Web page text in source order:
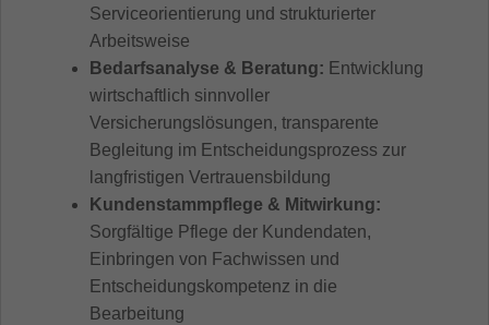
Serviceorientierung und strukturierter
Arbeitsweise
Bedarfsanalyse & Beratung: Entwicklung
wirtschaftlich sinnvoller
Versicherungslösungen, transparente
Begleitung im Entscheidungsprozess zur
langfristigen Vertrauensbildung
Kundenstammpflege & Mitwirkung:
Sorgfältige Pflege der Kundendaten,
Einbringen von Fachwissen und
Entscheidungskompetenz in die
Bearbeitung